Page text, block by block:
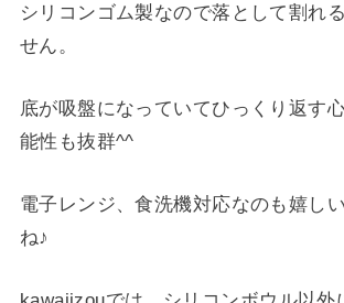
シリコンゴム製なので落として割れ
せん。
底が吸盤になっていてひっくり返す
能性も抜群^^
電子レンジ、食洗機対応なのも嬉し
ね♪